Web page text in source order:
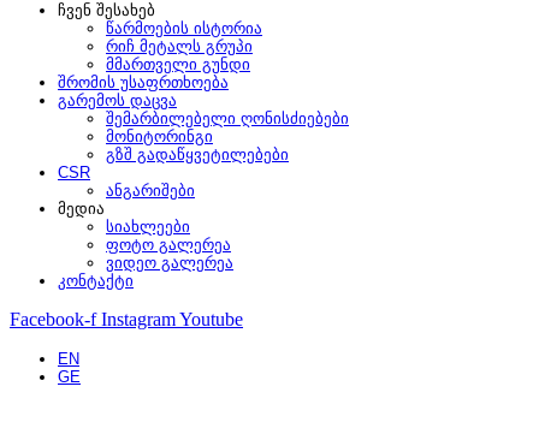
ჩვენ შესახებ
წარმოების ისტორია
რიჩ მეტალს გრუპი
მმართველი გუნდი
შრომის უსაფრთხოება
გარემოს დაცვა
შემარბილებელი ღონისძიებები
მონიტორინგი
გზშ გადაწყვეტილებები
CSR
ანგარიშები
მედია
სიახლეები
ფოტო გალერეა
ვიდეო გალერეა
კონტაქტი
Facebook-f InstagramYoutube
EN
GE